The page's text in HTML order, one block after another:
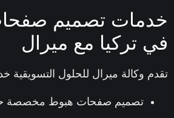
تصميم صفحات
تركيا مع ميرال
وكالة ميرال للحلول التسويقية
تصميم صفحات هبوط مخصصة